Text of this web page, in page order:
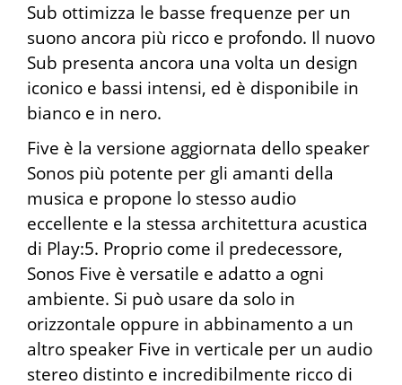
Sub ottimizza le basse frequenze per un
suono ancora più ricco e profondo. Il nuovo
Sub presenta ancora una volta un design
iconico e bassi intensi, ed è disponibile in
bianco e in nero.
Five è la versione aggiornata dello speaker
Sonos più potente per gli amanti della
musica e propone lo stesso audio
eccellente e la stessa architettura acustica
di Play:5. Proprio come il predecessore,
Sonos Five è versatile e adatto a ogni
ambiente. Si può usare da solo in
orizzontale oppure in abbinamento a un
altro speaker Five in verticale per un audio
stereo distinto e incredibilmente ricco di